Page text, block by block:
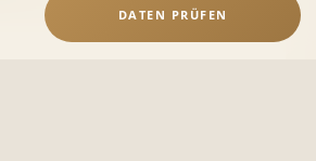
DATEN PRÜFEN